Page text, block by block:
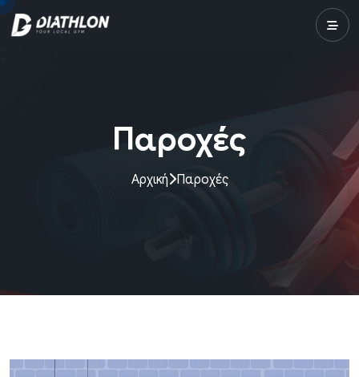
Παροχές
Αρχική Παροχές